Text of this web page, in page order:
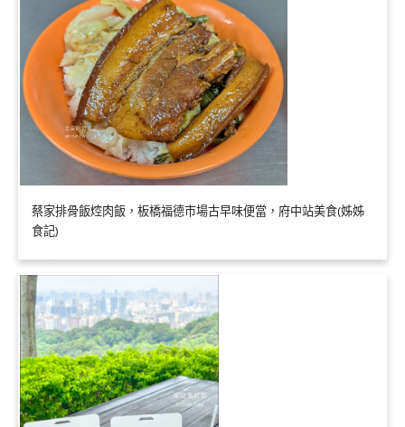
蔡家排骨飯焢肉飯，板橋福德市場古早味便當，府中站美食(姊姊
食記)